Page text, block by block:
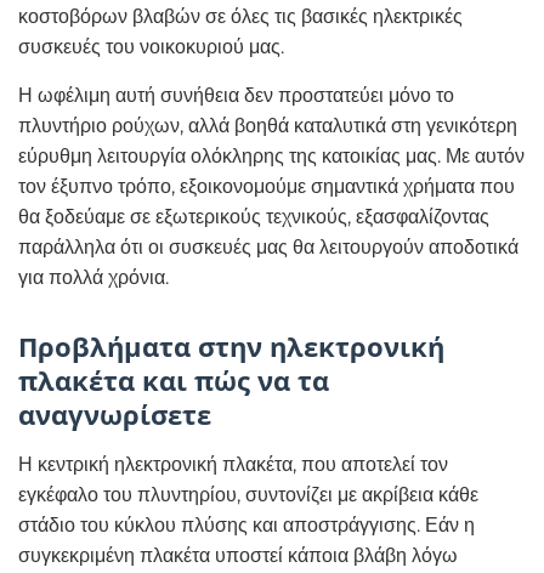
κοστοβόρων βλαβών σε όλες τις βασικές ηλεκτρικές
συσκευές του νοικοκυριού μας.
Η ωφέλιμη αυτή συνήθεια δεν προστατεύει μόνο το
πλυντήριο ρούχων, αλλά βοηθά καταλυτικά στη γενικότερη
εύρυθμη λειτουργία ολόκληρης της κατοικίας μας. Με αυτόν
τον έξυπνο τρόπο, εξοικονομούμε σημαντικά χρήματα που
θα ξοδεύαμε σε εξωτερικούς τεχνικούς, εξασφαλίζοντας
παράλληλα ότι οι συσκευές μας θα λειτουργούν αποδοτικά
για πολλά χρόνια.
Προβλήματα στην ηλεκτρονική
πλακέτα και πώς να τα
αναγνωρίσετε
Η κεντρική ηλεκτρονική πλακέτα, που αποτελεί τον
εγκέφαλο του πλυντηρίου, συντονίζει με ακρίβεια κάθε
στάδιο του κύκλου πλύσης και αποστράγγισης. Εάν η
συγκεκριμένη πλακέτα υποστεί κάποια βλάβη λόγω